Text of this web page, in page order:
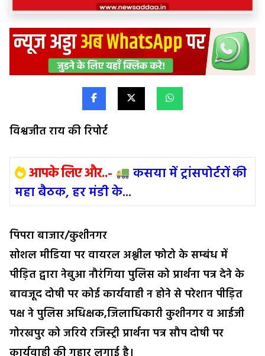
विश्वजीत राय की रिपोर्ट
आपके लिए और..-
कसया में ट्रांसपोर्टरों की
महा बैठक, हर मंडी के...
पिपरा बाजार/कुशीनगर
सोशल मीडिया पर वायरल अश्लील फोटो के सम्बंध में
पीड़ित द्वारा नेबुआ नौरंगिया पुलिस को प्रार्थना पत्र देने के
बावजूद दोषी पर कोई कार्यवाही न होने से परेशान पीड़ित
पक्ष ने पुलिस अधिक्षक,जिलाधिकारी कुशीनगर व आईजी
गोरखपुर को जरिये रजिस्ट्री प्रार्थना पत्र सौप दोषी पर